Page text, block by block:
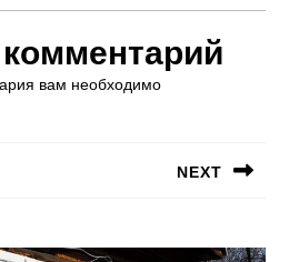
вам необходимо
NEXT
запись: